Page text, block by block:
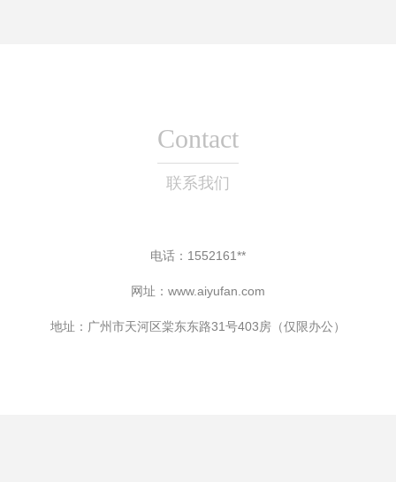
Contact
联系我们
电话：1552161**
网址： www.aiyufan.com
地址：广州市天河区棠东东路31号403房（仅限办公）